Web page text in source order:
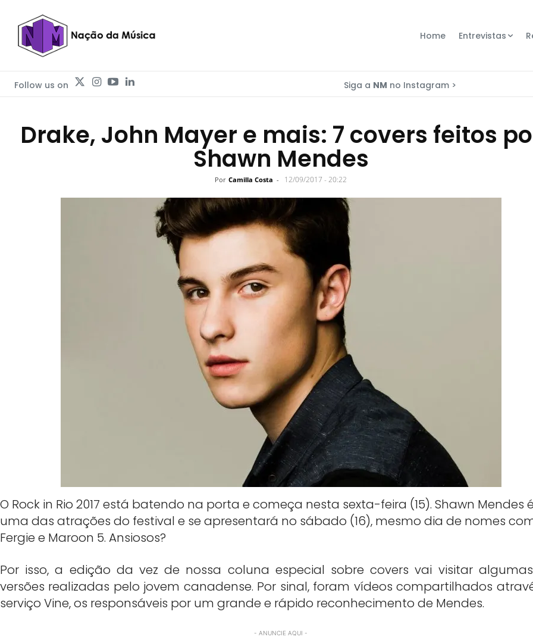
Home Entrevistas
Follow us on Siga a NM no Instagram >
Drake, John Mayer e mais: 7 covers feitos
Shawn Mendes
Por Camilla Costa - 12/09/2017 - 20:22
O Rock in Rio 2017 está batendo na porta e começa nesta sexta-feira (15). Shawn Mendes
uma das atrações do festival e se apresentará no sábado (16), mesmo dia de nomes
Fergie e Maroon 5. Ansiosos?
Por isso, a edição da vez de nossa coluna especial sobre covers vai visitar
versões realizadas pelo jovem canadense. Por sinal, foram vídeos compartilhados
serviço Vine, os responsáveis por um grande e rápido reconhecimento de Mendes.
- ANUNCIE AQUI -